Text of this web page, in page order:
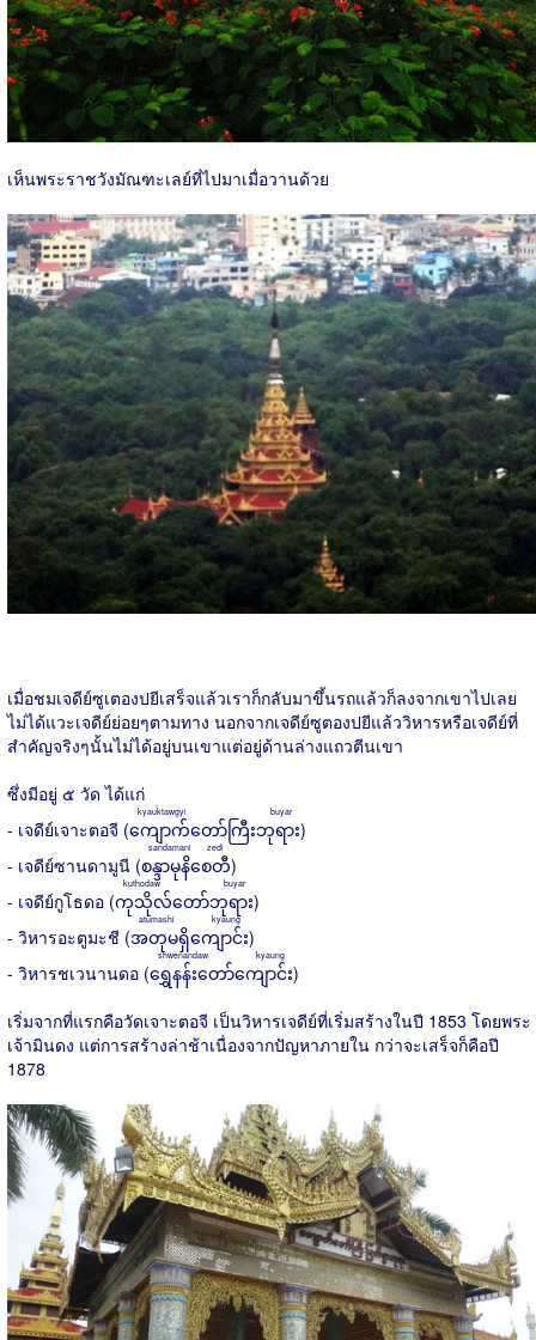
เห็นพระราชวังมัณฑะเลย์ที่ไปมาเมื่อวานด้วย
เมื่อชมเจดีย์ซูเตองปยีเสร็จแล้วเราก็กลับมาขึ้นรถแล้วก็ลงจากเขาไปเลย
ไม่ได้แวะเจดีย์ย่อยๆตามทาง นอกจากเจดีย์ซูตองปยีแล้ววิหารหรือเจดีย์ที่
สำคัญจริงๆนั้นไม่ได้อยู่บนเขาแต่อยู่ด้านล่างแถวตีนเขา
ซึ่งมีอยู่ ๕ วัด ได้แก่
- เจดีย์เจาะตอจี (ကျောက်တော်ကြီးဘုရား
kyauktawgyi buyar
)
- เจดีย์ซานดามูนี (စန္ဒာမုနိစေတီ
sandamani zedi
)
- เจดีย์กูโธดอ (ကုသိုလ်တော်‌ဘုရား
kuthodaw buyar
)
- วิหารอะตูมะชี (အတုမရှိကျောင်း
atumashi kyaung
)
- วิหารชเวนานดอ (ရွှေနန်းတော်ကျောင်း
shwenandaw kyaung
)
เริ่มจากที่แรกคือวัดเจาะตอจี เป็นวิหารเจดีย์ที่เริ่มสร้างในปี 1853 โดยพระ
เจ้ามินดง แต่การสร้างล่าช้าเนื่องจากปัญหาภายใน กว่าจะเสร็จก็คือปี
1878